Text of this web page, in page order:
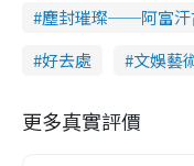
塵封璀璨──阿富汗
好去處
文娛藝
更多真實評價